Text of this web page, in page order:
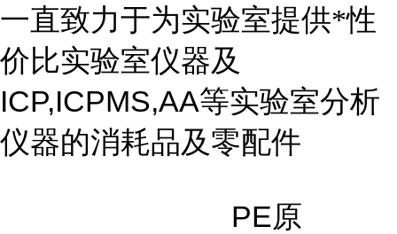
一直致力于为实验室提供*性
价比实验室仪器及
ICP,ICPMS,AA等实验室分析
仪器的消耗品及零配件
PE原